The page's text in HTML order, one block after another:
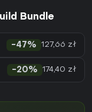
Bundle
-47% 127,66 zł
-20% 174,40 zł